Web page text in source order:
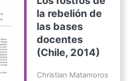
la rebelión de
las bases
docentes
(Chile, 2014)
Christian Matamoros